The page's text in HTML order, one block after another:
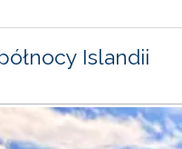
Islandii